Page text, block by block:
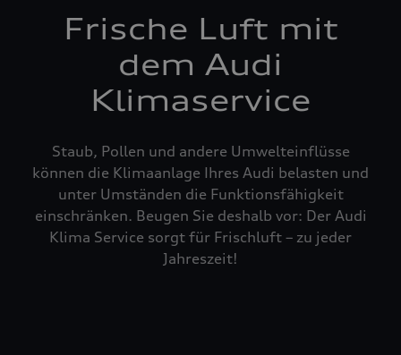
Frische Luft mit
dem Audi
Klimaservice
Staub, Pollen und andere Umwelteinflüsse
können die Klimaanlage Ihres Audi belasten und
unter Umständen die Funktionsfähigkeit
einschränken. Beugen Sie deshalb vor: Der Audi
Klima Service sorgt für Frischluft – zu jeder
Jahreszeit!